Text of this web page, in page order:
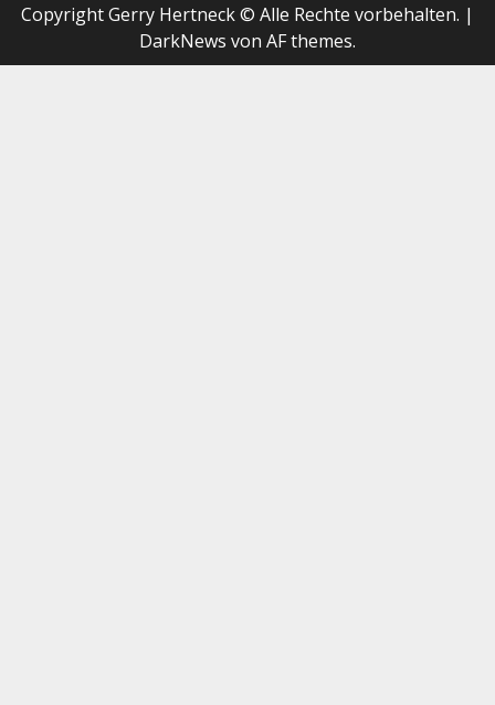
Copyright Gerry Hertneck © Alle Rechte vorbehalten. |
DarkNews von AF themes.